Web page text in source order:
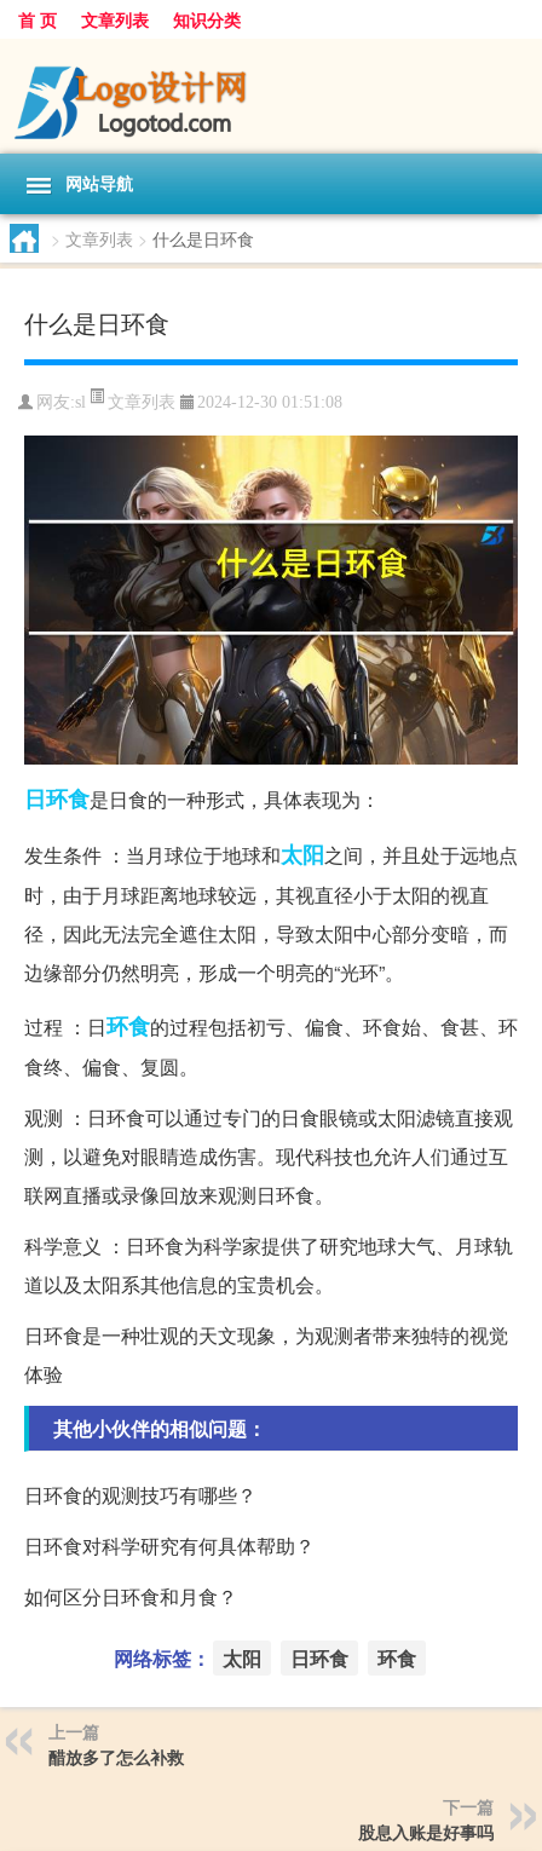
首 页 文章列表 知识分类
网站导航
> 文章列表 > 什么是日环食
什么是日环食
网友:sl 文章列表 2024-12-30 01:51:08
日环食是日食的一种形式，具体表现为：
发生条件 ：当月球位于地球和太阳之间，并且处于远地点
时，由于月球距离地球较远，其视直径小于太阳的视直
径，因此无法完全遮住太阳，导致太阳中心部分变暗，而
边缘部分仍然明亮，形成一个明亮的“光环”。
过程 ：日环食的过程包括初亏、偏食、环食始、食甚、环
食终、偏食、复圆。
观测 ：日环食可以通过专门的日食眼镜或太阳滤镜直接观
测，以避免对眼睛造成伤害。现代科技也允许人们通过互
联网直播或录像回放来观测日环食。
科学意义 ：日环食为科学家提供了研究地球大气、月球轨
道以及太阳系其他信息的宝贵机会。
日环食是一种壮观的天文现象，为观测者带来独特的视觉
体验
其他小伙伴的相似问题：
日环食的观测技巧有哪些？
日环食对科学研究有何具体帮助？
如何区分日环食和月食？
网络标签： 太阳 日环食 环食
上一篇
醋放多了怎么补救
下一篇
股息入账是好事吗